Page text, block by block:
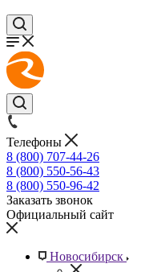
Телефоны
8 (800) 707-44-26
8 (800) 550-56-43
8 (800) 550-96-42
Заказать звонок
Официальный сайт
Новосибирск